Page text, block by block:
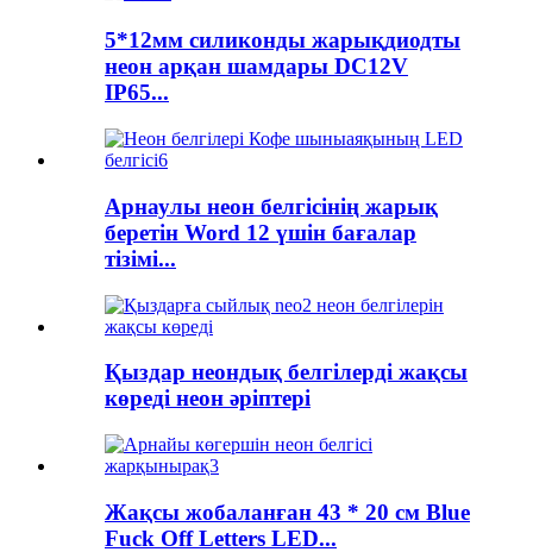
5*12мм силиконды жарықдиодты
неон арқан шамдары DC12V
IP65...
Арнаулы неон белгісінің жарық
беретін Word 12 үшін бағалар
тізімі...
Қыздар неондық белгілерді жақсы
көреді неон әріптері
Жақсы жобаланған 43 * 20 см Blue
Fuck Off Letters LED...